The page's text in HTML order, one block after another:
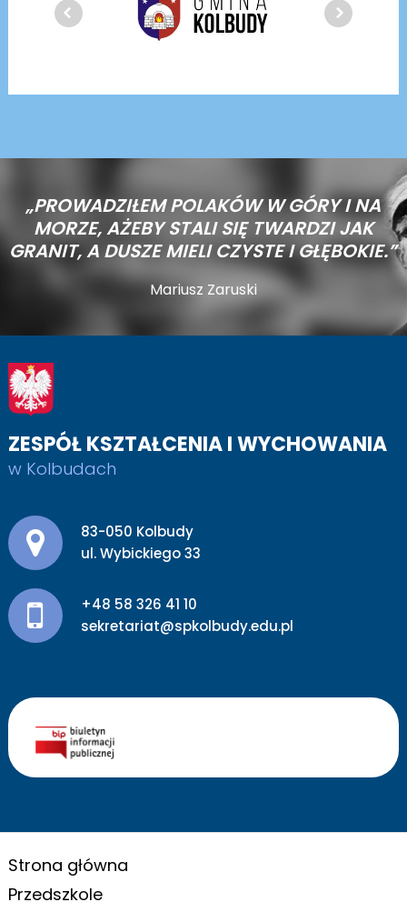
„PROWADZIŁEM POLAKÓW W GÓRY I NA
MORZE,AŻEBY STALI SIĘ TWARDZI JAK
GRANIT, A DUSZE MIELI CZYSTE I GŁĘBOKIE.”
Mariusz Zaruski
ZESPÓŁ KSZTAŁCENIA I WYCHOWANIA
w Kolbudach
Adres pocztowy:
83-050 Kolbudy
ul. Wybickiego 33
+48 58 326 41 10
sekretariat@spkolbudy.edu.pl
Strona główna
Przedszkole